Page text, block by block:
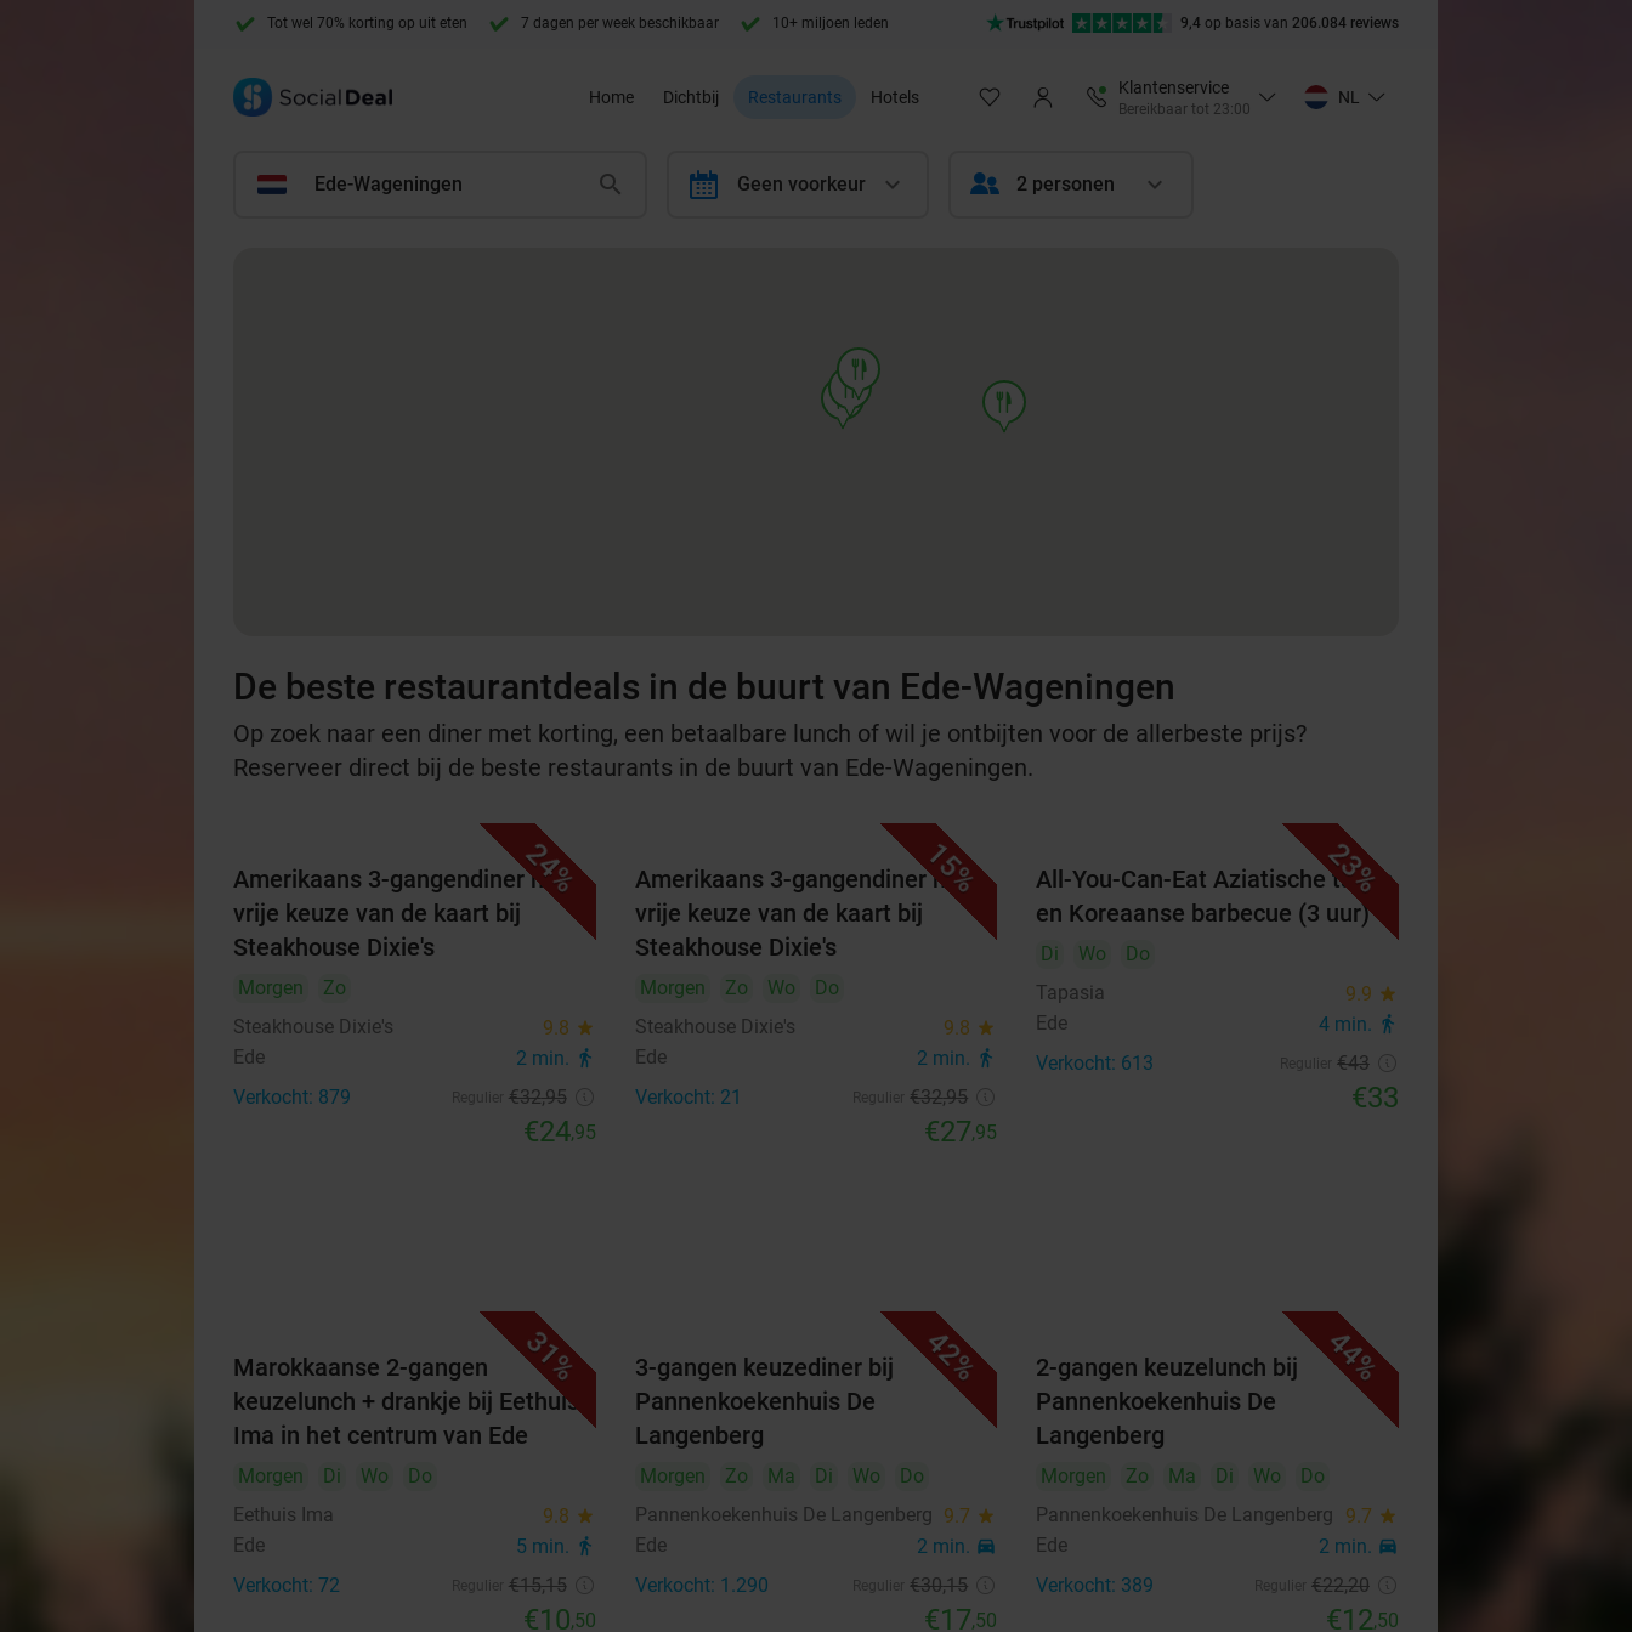
Tot wel 70% korting op uit eten 7 dagen per week beschikbaar 10+ miljoen leden 9,4 op basis van 206.084 reviews
Home Dichtbij Restaurants Hotels
Klantenservice
Bereikbaar tot 23:00
NL
Ede-Wageningen calendar Geen voorkeur 2 personen
food
food
food
food
De beste restaurantdeals in de buurt van Ede-Wageningen
Op zoek naar een diner met korting, een betaalbare lunch of wil je ontbijten voor de allerbeste prijs?
Reserveer direct bij de beste restaurants in de buurt van Ede-Wageningen.
24%
Amerikaans 3-gangendiner met
vrije keuze van de kaart bij
Steakhouse Dixie's
Morgen
Zo
Steakhouse Dixie's
9.8 star
Ede 2 min. directions_walk
Verkocht: 879 €32,95
€24,95
15%
Amerikaans 3-gangendiner met
vrije keuze van de kaart bij
Steakhouse Dixie's
Morgen Zo Wo
Do
Steakhouse Dixie's
9.8 star
Ede 2 min. directions_walk
Verkocht: 21 €32,95
€27,95
23%
All-You-Can-Eat Aziatische tapas
en Koreaanse barbecue (3 uur)
Di Wo
Do
Tapasia
9.9 star
Ede 4 min. directions_walk
Verkocht: 613 €43
€33
31%
Marokkaanse 2-gangen
keuzelunch + drankje bij Eethuis
Ima in het centrum van Ede
Morgen Di Wo
Do
Eethuis Ima
9.8 star
Ede 5 min. directions_walk
Verkocht: 72 €15,15
€10,50
42%
3-gangen keuzediner bij
Pannenkoekenhuis De
Langenberg
Morgen Zo Ma Di Wo
Do
Pannenkoekenhuis De Langenberg 9.7 star
Ede 2 min. directions_car
Verkocht: 1.290 €30,15
€17,50
44%
2-gangen keuzelunch bij
Pannenkoekenhuis De
Langenberg
Morgen Zo Ma Di Wo
Do
Pannenkoekenhuis De Langenberg
9.7 star
Ede 2 min. directions_car
Verkocht: 389 €22,20
€12,50